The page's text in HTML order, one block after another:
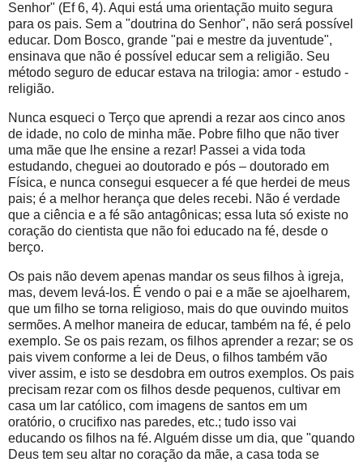
Senhor" (Ef 6, 4). Aqui está uma orientação muito segura
para os pais. Sem a "doutrina do Senhor", não será possível
educar. Dom Bosco, grande "pai e mestre da juventude",
ensinava que não é possível educar sem a religião. Seu
método seguro de educar estava na trilogia: amor - estudo -
religião.
Nunca esqueci o Terço que aprendi a rezar aos cinco anos
de idade, no colo de minha mãe. Pobre filho que não tiver
uma mãe que lhe ensine a rezar! Passei a vida toda
estudando, cheguei ao doutorado e pós – doutorado em
Física, e nunca consegui esquecer a fé que herdei de meus
pais; é a melhor herança que deles recebi. Não é verdade
que a ciência e a fé são antagônicas; essa luta só existe no
coração do cientista que não foi educado na fé, desde o
berço.
Os pais não devem apenas mandar os seus filhos à igreja,
mas, devem levá-los. É vendo o pai e a mãe se ajoelharem,
que um filho se torna religioso, mais do que ouvindo muitos
sermões. A melhor maneira de educar, também na fé, é pelo
exemplo. Se os pais rezam, os filhos aprender a rezar; se os
pais vivem conforme a lei de Deus, o filhos também vão
viver assim, e isto se desdobra em outros exemplos. Os pais
precisam rezar com os filhos desde pequenos, cultivar em
casa um lar católico, com imagens de santos em um
oratório, o crucifixo nas paredes, etc.; tudo isso vai
educando os filhos na fé. Alguém disse um dia, que "quando
Deus tem seu altar no coração da mãe, a casa toda se